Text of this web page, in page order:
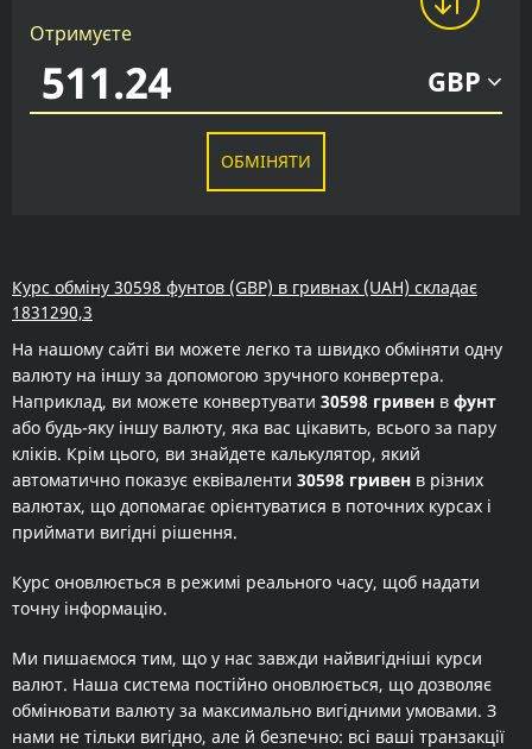
Отримуєте
GBP
ОБМІНЯТИ
Курс обміну 30598 фунтов (GBP) в гривнах (UAH) складає
1831290,3
На нашому сайті ви можете легко та швидко обміняти одну
валюту на іншу за допомогою зручного конвертера.
Наприклад, ви можете конвертувати 30598 гривен в фунт
або будь-яку іншу валюту, яка вас цікавить, всього за пару
кліків. Крім цього, ви знайдете калькулятор, який
автоматично показує еквіваленти 30598 гривен в різних
валютах, що допомагає орієнтуватися в поточних курсах і
приймати вигідні рішення.
Курс оновлюється в режимі реального часу, щоб надати
точну інформацію.
Ми пишаємося тим, що у нас завжди найвигідніші курси
валют. Наша система постійно оновлюється, що дозволяє
обмінювати валюту за максимально вигідними умовами. З
нами не тільки вигідно, але й безпечно: всі ваші транзакції